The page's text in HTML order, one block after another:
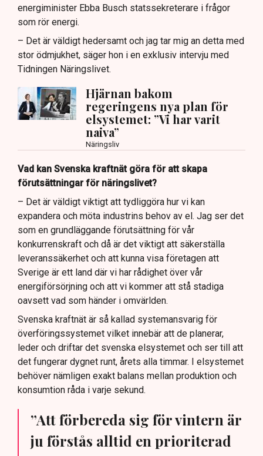
energiminister Ebba Busch statssekreterare i frågor
som rör energi.
– Det är väldigt hedersamt och jag tar mig an detta med
stor ödmjukhet, säger hon i en exklusiv intervju med
Tidningen Näringslivet.
Hjärnan bakom
regeringens nya plan för
elsystemet: ”Vi har varit
naiva”
Näringsliv
Vad kan Svenska kraftnät göra för att skapa
förutsättningar för näringslivet?
– Det är väldigt viktigt att tydliggöra hur vi kan
expandera och möta industrins behov av el. Jag ser det
som en grundläggande förutsättning för vår
konkurrenskraft och då är det viktigt att säkerställa
leveranssäkerhet och att kunna visa företagen att
Sverige är ett land där vi har rådighet över vår
energiförsörjning och att vi kommer att stå stadiga
oavsett vad som händer i omvärlden.
Svenska kraftnät är så kallad systemansvarig för
överföringssystemet vilket innebär att de planerar,
leder och driftar det svenska elsystemet och ser till att
det fungerar dygnet runt, årets alla timmar. I elsystemet
behöver nämligen exakt balans mellan produktion och
konsumtion råda i varje sekund.
”Att förbereda sig för vintern är
ju förstås alltid en prioriterad